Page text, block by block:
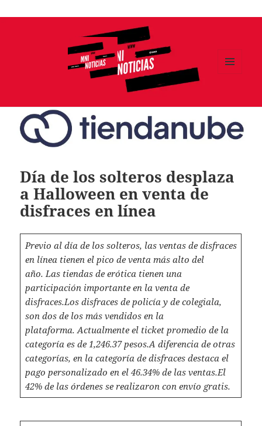
Ir
Día de los solteros desplaza
a Halloween en venta de
disfraces en línea
Previo al día de los solteros, las ventas de disfraces
en línea tienen el pico de venta más alto del
año.Las tiendas de erótica tienen una
participación importante en la venta de
disfraces.Los disfraces de policía y de colegiala,
son dos de los más vendidos en la
plataforma.Actualmente el ticket promedio de la
categoría es de 1,246.37 pesos.A diferencia de otras
categorías, en la categoría de disfraces destaca el
pago personalizado en el 46.34% de las ventas.El
42% de las órdenes se realizaron con envío gratis.